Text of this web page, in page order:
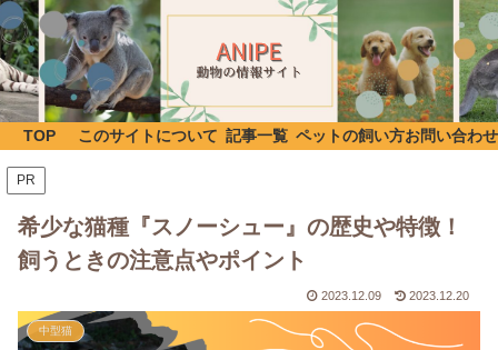
TOP このサイトについて 記事一覧 ペットの飼い方お問い合わせ
PR
希少な猫種『スノーシュー』の歴史や特徴！
飼うときの注意点やポイント
2023.12.09 2023.12.20
中型猫